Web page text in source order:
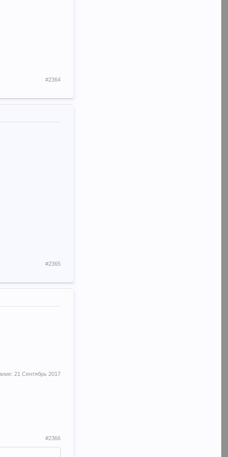
#2364
#2365
21 Сентябрь 2017
#2366